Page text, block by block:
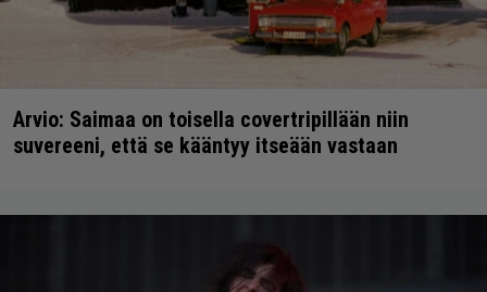
Arvio: Saimaa on toisella covertripillään niin
suvereeni, että se kääntyy itseään vastaan